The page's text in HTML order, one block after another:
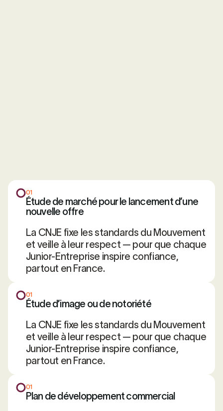
01
Étude de marché pour le lancement d’une
nouvelle offre
La CNJE fixe les standards du Mouvement
et veille à leur respect — pour que chaque
Junior-Entreprise inspire confiance,
partout en France.
01
Étude d’image ou de notoriété
La CNJE fixe les standards du Mouvement
et veille à leur respect — pour que chaque
Junior-Entreprise inspire confiance,
partout en France.
01
Plan de développement commercial